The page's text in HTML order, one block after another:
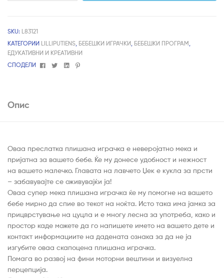
SKU: L83121
КАТЕГОРИИ LILLIPUTIENS, БЕБЕШКИ ИГРАЧКИ, БЕБЕШКИ ПРОГРАМ,
ЕДУКАТИВНИ И КРЕАТИВНИ
СПОДЕЛИ
FacebookTwitterLinkedin
Pinterest
Опис
Оваа преслатка плишана играчка е неверојатно мека и
пријатна за вашето бебе. Ќе му донесе удобност и нежност
на вашето малечко. Главата на лавчето Џек е кукла за прсти
– забавувајте се оживувајќи ја!
Оваа супер мека плишана играчка ќе му помогне на вашето
бебе мирно да спие во текот на ноќта. Исто така има јамка за
прицврстување на цуцла и е многу лесна за употреба, како и
простор каде можете да го напишете името на вашето дете и
контакт информациите на дадената ознака за да не ја
изгубите оваа скапоцена плишана играчка.
Помага во развој на фини моторни вештини и визуелна
перцепција.